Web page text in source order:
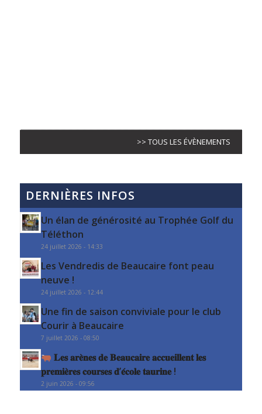
>> TOUS LES ÉVÈNEMENTS
DERNIÈRES INFOS
Un élan de générosité au Trophée Golf du
Téléthon
24 juillet 2026 - 14:33
Les Vendredis de Beaucaire font peau
neuve !
24 juillet 2026 - 12:44
Une fin de saison conviviale pour le club
Courir à Beaucaire
7 juillet 2026 - 08:50
𝐋𝐞𝐬 𝐚𝐫𝐞̀𝐧𝐞𝐬 𝐝𝐞 𝐁𝐞𝐚𝐮𝐜𝐚𝐢𝐫𝐞 𝐚𝐜𝐜𝐮𝐞𝐢𝐥𝐥𝐞𝐧𝐭 𝐥𝐞𝐬
𝐩𝐫𝐞𝐦𝐢𝐞̀𝐫𝐞𝐬 𝐜𝐨𝐮𝐫𝐬𝐞𝐬 𝐝’𝐞́𝐜𝐨𝐥𝐞 𝐭𝐚𝐮𝐫𝐢𝐧𝐞 !
2 juin 2026 - 09:56